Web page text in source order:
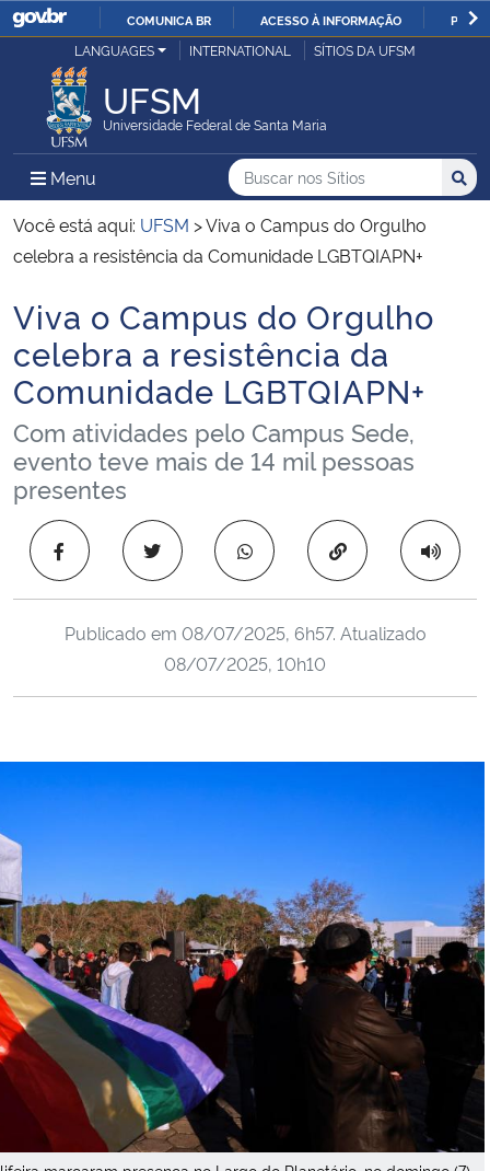
IR
COMUNICA BR ACESSO À INFORMAÇÃO
Ministério da Justiça e Segurança Pública
Ministério da Defesa
Ministério das Relações Exteriores
Ministério da Infraestrutura
Ministério da Agricultura, Pecuária e Abastecimento
Ministério da Educação
Ministério da Cidadania
Ministério da Saúde
Ministério de Minas e Energia
Ministério do Desenvolvimento Regional
Controladoria-Geral da União
Ministério da Mulher, da Família e dos Direitos Humanos
Secretaria-Geral
Secretaria de Governo
Gabinete de Segurança Institucional
LANGUAGES INTERNATIONAL SÍTIOS DA UFSM
UFSM
Universidade Federal de Santa Maria
Menu Menu Principal do Sítio
Busca
Buscar no nos Sítios
Busca:
Você está aqui: UFSM >Viva o Campus do Orgulho
celebra a resistência da Comunidade LGBTQIAPN+
Início do conteúdo
Viva o Campus do Orgulho
celebra a resistência da
Comunidade LGBTQIAPN+
Com atividades pelo Campus Sede,
evento teve mais de 14 mil pessoas
presentes
Copiar para área
Publicado em 08/07/2025, 6h57. Atualizado
08/07/2025, 10h10